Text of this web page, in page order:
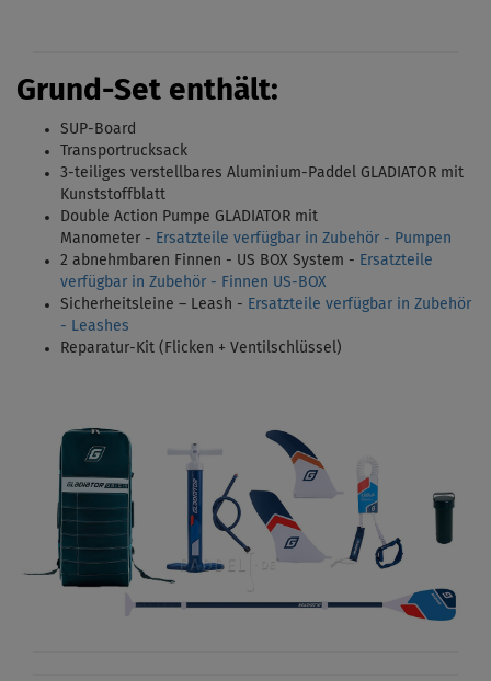
Grund-Set enthält:
SUP-Board
Transportrucksack
3-teiliges verstellbares Aluminium-Paddel GLADIATOR mit
Kunststoffblatt
Double Action Pumpe GLADIATOR mit
Manometer - Ersatzteile verfügbar in Zubehör - Pumpen
2 abnehmbaren Finnen - US BOX System - Ersatzteile
verfügbar in Zubehör - Finnen US-BOX
Sicherheitsleine – Leash - Ersatzteile verfügbar in Zubehör
- Leashes
Reparatur-Kit (Flicken + Ventilschlüssel)